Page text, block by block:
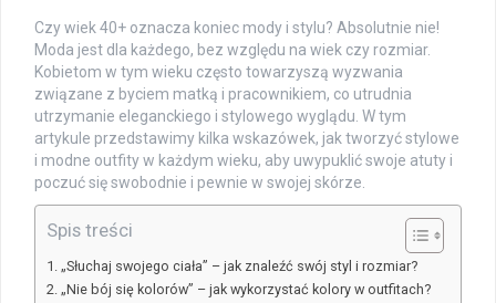
Czy wiek 40+ oznacza koniec mody i stylu? Absolutnie nie!
Moda jest dla każdego, bez względu na wiek czy rozmiar.
Kobietom w tym wieku często towarzyszą wyzwania
związane z byciem matką i pracownikiem, co utrudnia
utrzymanie eleganckiego i stylowego wyglądu. W tym
artykule przedstawimy kilka wskazówek, jak tworzyć stylowe
i modne outfity w każdym wieku, aby uwypuklić swoje atuty i
poczuć się swobodnie i pewnie w swojej skórze.
Spis treści
„Słuchaj swojego ciała” – jak znaleźć swój styl i rozmiar?
„Nie bój się kolorów” – jak wykorzystać kolory w outfitach?